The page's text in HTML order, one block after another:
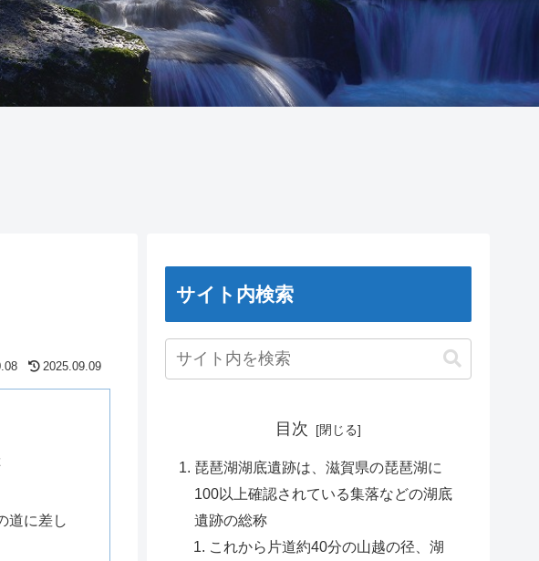
2025.09.09
道に差し
サイト内検索
目次
琵琶湖湖底遺跡は、滋賀県の琵琶湖に
100以上確認されている集落などの湖底
遺跡の総称
これから片道約40分の山越の径、湖